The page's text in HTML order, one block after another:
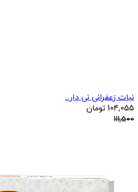
نبات زعفرانی نی دار...
104,055 تومان
111,500